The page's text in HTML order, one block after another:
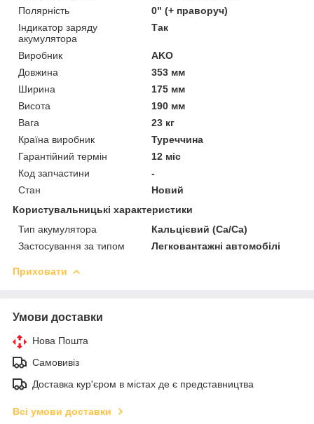
Полярність
0" (+ праворуч)
Індикатор заряду
акумулятора
Так
Виробник
AKO
Довжина
353 мм
Ширина
175 мм
Висота
190 мм
Вага
23 кг
Країна виробник
Туреччина
Гарантійний термін
12 міс
Код запчастини
-
Стан
Новий
Користувальницькі характеристики
Тип акумулятора
Кальцієвий (Ca/Ca)
Застосування за типом
Легковантажні автомобілі
Приховати
Умови доставки
Нова Пошта
Самовивіз
Доставка кур'єром в містах де є представництва
Всі умови доставки